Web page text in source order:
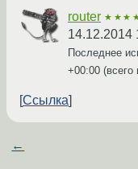
router
14.12.2014
Последнее
+00:00 (всего
Ссылка
←